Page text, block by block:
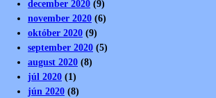
december 2020 (9)
november 2020 (6)
október 2020 (9)
september 2020 (5)
august 2020 (8)
júl 2020 (1)
jún 2020 (8)